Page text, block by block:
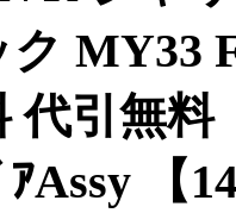
MY33
代引無料
ｱAssy 【